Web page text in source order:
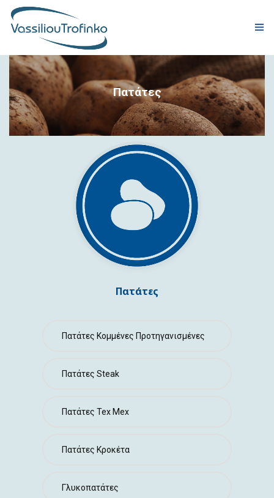
ΕΤΑΙΡΕΙΑ
ΠΑΡΑΓΩΓΗ
ΠΡΟΪΟΝΤΑ
ΠΙΣΤΟΠΟΙΗΣΕΙΣ ΠΟΙΟΤΗΤΑΣ
ΕΤΑΙΡΙΚΗ ΕΥΘΥΝΗ
ΠΑΓΚΟΣΜΙΑ ΠΑΡΟΥΣΙΑ
Πατάτες
Πατάτες
Πατάτες Κομμένες Προτηγανισμένες
Πατάτες Steak
Πατάτες Tex Mex
Πατάτες Κροκέτα
Γλυκοπατάτες